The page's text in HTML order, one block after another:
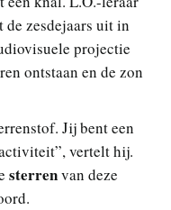
zesdejaars uit in
projectie
ontstaan en de zon
Jij bent een
vertelt hij.
sterrenvan deze